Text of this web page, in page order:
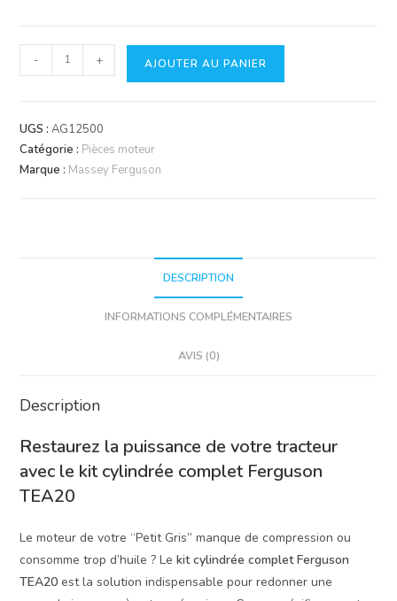
quantité
de
cylindrée
Ferguson
TEA20
- + AJOUTER AU PANIER
UGS :AG12500
Catégorie : Pièces moteur
Marque : Massey Ferguson
DESCRIPTION
INFORMATIONS COMPLÉMENTAIRES
AVIS (0)
Description
Restaurez la puissance de votre tracteur
avec le kit cylindrée complet Ferguson
TEA20
Le moteur de votre “Petit Gris” manque de compression ou
consomme trop d’huile ? Lekit cylindrée complet Ferguson
TEA20 est la solution indispensable pour redonner une